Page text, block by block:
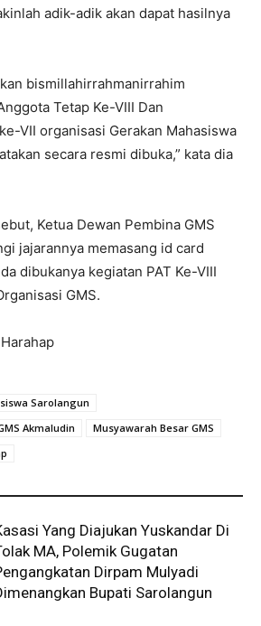
adik-adik akan dapat hasilnya
bismillahirrahmanirrahim
Tetap Ke-VIII Dan
VII organisasi Gerakan Mahasiswa
secara resmi dibuka,” kata dia
Ketua Dewan Pembina GMS
jajarannya memasang id card
dibukanya kegiatan PAT Ke-VIII
GMS.
Sarolangun
Akmaludin
Musyawarah Besar GMS
Yang Diajukan Yuskandar Di
MA, Polemik Gugatan
Dirpam Mulyadi
Bupati Sarolangun